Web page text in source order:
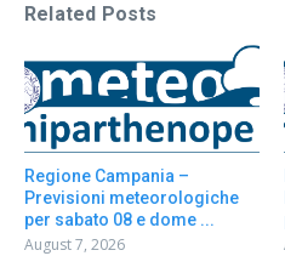
Related Posts
Regione Campania –
Previsioni meteorologiche
per sabato 08 e dome ...
August 7, 2026